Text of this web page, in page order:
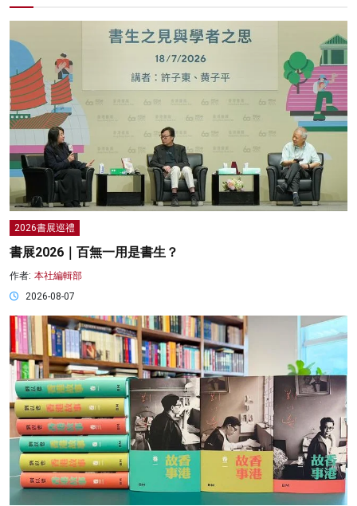
2026書展巡禮
書展2026｜百無一用是書生？
作者: 本社編輯部
2026-08-07